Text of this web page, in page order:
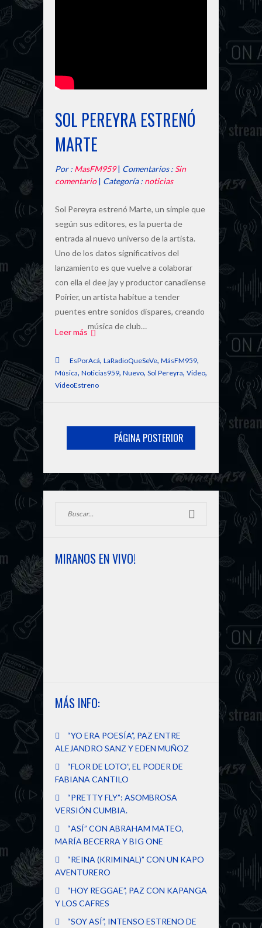
SOL PEREYRA ESTRENÓ
MARTE
Por : MasFM959| Comentarios : Sin
comentario| Categoría : noticias
Sol Pereyra estrenó Marte, un simple que
según sus editores, es la puerta de
entrada al nuevo universo de la artista.
Uno de los datos significativos del
lanzamiento es que vuelve a colaborar
con ella el dee jay y productor canadiense
Poirier, un artista habitue a tender
puentes entre sonidos dispares, creando
música de club…
Leer más
EsPorAcá, LaRadioQueSeVe, MásFM959,
Música, Noticias959, Nuevo, Sol Pereyra, Video,
VideoEstreno
PÁGINA POSTERIOR
MIRANOS EN VIVO!
MÁS INFO:
“YO ERA POESÍA”, PAZ ENTRE
ALEJANDRO SANZ Y EDEN MUÑOZ
“FLOR DE LOTO”, EL PODER DE
FABIANA CANTILO
“PRETTY FLY”: ASOMBROSA
VERSIÓN CUMBIA.
“ASÍ” CON ABRAHAM MATEO,
MARÍA BECERRA Y BIG ONE
“REINA (KRIMINAL)” CON UN KAPO
AVENTURERO
“HOY REGGAE”, PAZ CON KAPANGA
Y LOS CAFRES
“SOY ASÍ”, INTENSO ESTRENO DE